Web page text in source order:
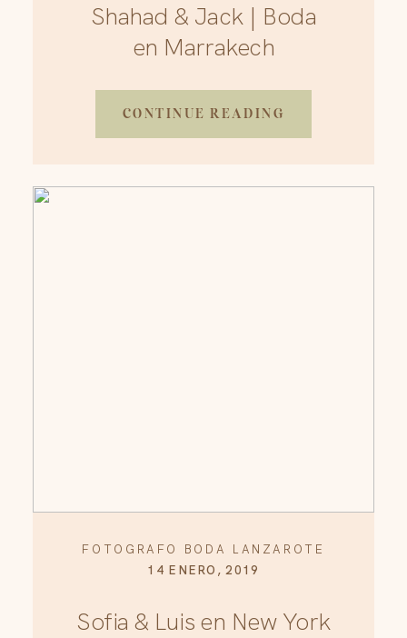
Shahad & Jack | Boda
en Marrakech
CONTINUE READING
FOTOGRAFO BODA LANZAROTE
14 ENERO, 2019
Sofia & Luis en New York